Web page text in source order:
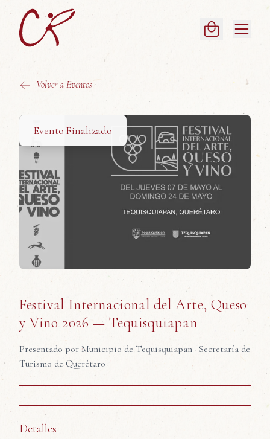
Volver a Eventos
Evento Finalizado
Festival Internacional del Arte, Queso
y Vino 2026 — Tequisquiapan
Presentado por Municipio de Tequisquiapan · Secretaría de
Turismo de Querétaro
Detalles